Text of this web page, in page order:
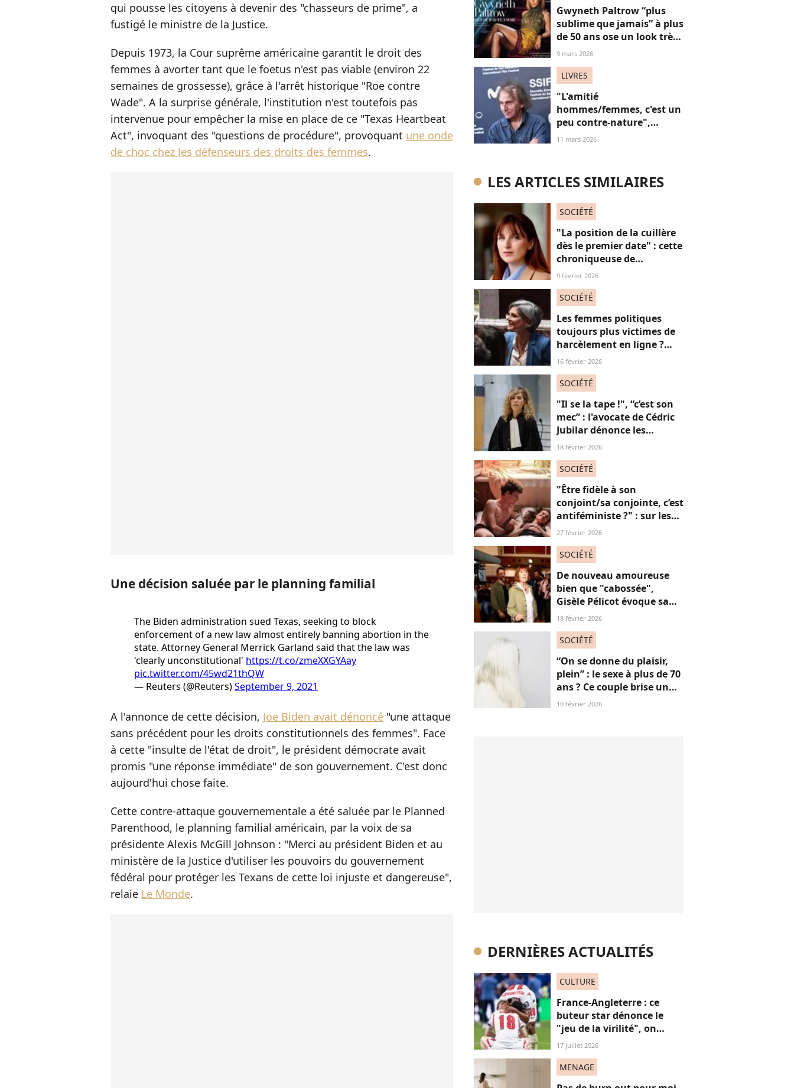
qui pousse les citoyens à devenir des "chasseurs de prime", a
fustigé le ministre de la Justice.
Depuis 1973, la Cour suprême américaine garantit le droit des
femmes à avorter tant que le foetus n'est pas viable (environ 22
semaines de grossesse), grâce à l'arrêt historique "Roe contre
Wade". A la surprise générale, l'institution n'est toutefois pas
intervenue pour empêcher la mise en place de ce "Texas Heartbeat
Act", invoquant des "questions de procédure", provoquant une onde
de choc chez les défenseurs des droits des femmes.
Une décision saluée par le planning familial
The Biden administration sued Texas, seeking to block
enforcement of a new law almost entirely banning abortion in the
state. Attorney General Merrick Garland said that the law was
'clearly unconstitutional' https://t.co/zmeXXGYAay
pic.twitter.com/45wd21thQW
— Reuters (@Reuters)September 9, 2021
A l'annonce de cette décision, Joe Biden avait dénoncé "une attaque
sans précédent pour les droits constitutionnels des femmes". Face
à cette "insulte de l'état de droit", le président démocrate avait
promis "une réponse immédiate" de son gouvernement. C'est donc
aujourd'hui chose faite.
Cette contre-attaque gouvernementale a été saluée par le Planned
Parenthood, le planning familial américain, par la voix de sa
présidente Alexis McGill Johnson : "Merci au président Biden et au
ministère de la Justice d'utiliser les pouvoirs du gouvernement
fédéral pour protéger les Texans de cette loi injuste et dangereuse",
relaie Le Monde.
Gwyneth Paltrow “plus
sublime que jamais” à plus
de 50 ans ose un look très
décolleté sur le tapis
aux réflexions “anti-
9 mars 2026
LIVRES
"L'amitié
hommes/femmes, c'est un
peu contre-nature",
théorise Michel
dit long sur sa littérature
11 mars 2026
LES ARTICLES SIMILAIRES
SOCIÉTÉ
"La position de la cuillère
dès le premier date" : cette
chroniqueuse de
Quotidien s'amuse de
absolument jubilatoire
9 février 2026
SOCIÉTÉ
Les femmes politiques
toujours plus victimes de
harcèlement en ligne ?
Une étude interroge ce
16 février 2026
SOCIÉTÉ
"Il se la tape !", “c’est son
mec” : l'avocate de Cédric
Jubilar dénonce les
réflexions misogynes
subissent toutes ses
consœurs
18 février 2026
SOCIÉTÉ
"Être fidèle à son
conjoint/sa conjointe, c’est
antiféministe ?" : sur les
réseaux sociaux, cette
27 février 2026
SOCIÉTÉ
De nouveau amoureuse
bien que "cabossée",
Gisèle Pélicot évoque sa
nouvelle vie avec
18 février 2026
SOCIÉTÉ
“On se donne du plaisir,
plein” : le sexe à plus de 70
ans ? Ce couple brise un
non-dit sur ces images
10 février 2026
DERNIÈRES ACTUALITÉS
CULTURE
France-Angleterre : ce
buteur star dénonce le
"jeu de la virilité", on
décrypte ses mots pas très
17 juillet 2026
MENAGE